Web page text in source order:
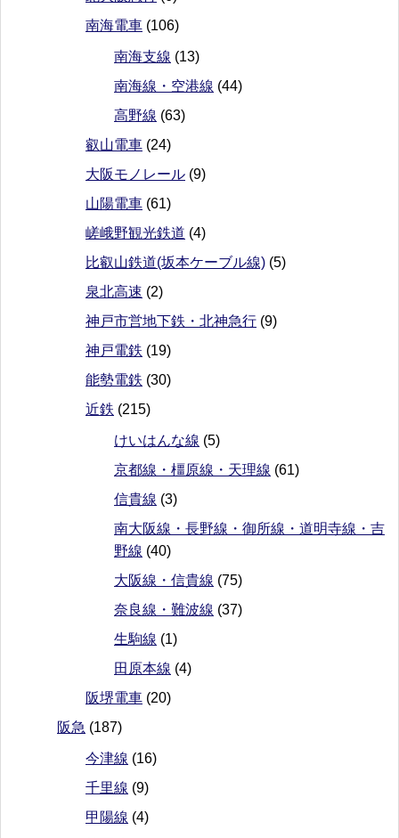
南海電車 (106)
南海支線 (13)
南海線・空港線 (44)
高野線 (63)
叡山電車 (24)
大阪モノレール (9)
山陽電車 (61)
嵯峨野観光鉄道 (4)
比叡山鉄道(坂本ケーブル線) (5)
泉北高速 (2)
神戸市営地下鉄・北神急行 (9)
神戸電鉄 (19)
能勢電鉄 (30)
近鉄 (215)
けいはんな線 (5)
京都線・橿原線・天理線 (61)
信貴線 (3)
南大阪線・長野線・御所線・道明寺線・吉
野線 (40)
大阪線・信貴線 (75)
奈良線・難波線 (37)
生駒線 (1)
田原本線 (4)
阪堺電車 (20)
阪急 (187)
今津線 (16)
千里線 (9)
甲陽線 (4)